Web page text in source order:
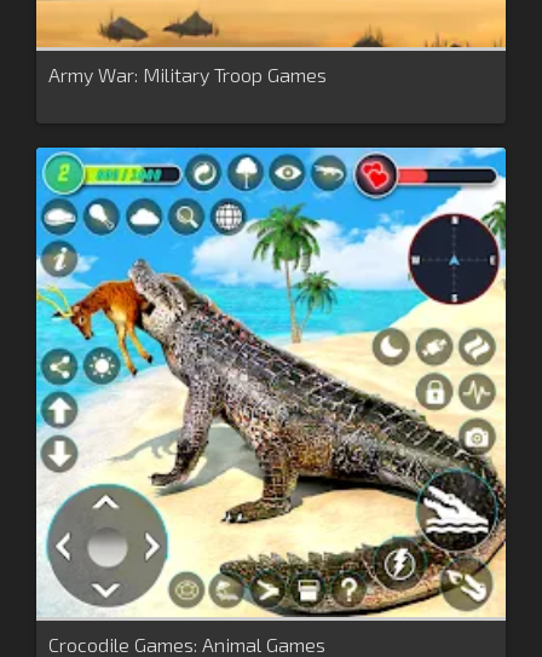
Army War: Military Troop Games
Crocodile Games: Animal Games